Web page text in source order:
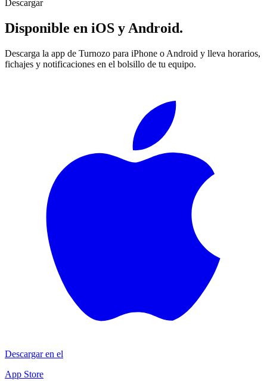
Descargar
Disponible en iOS y Android.
Descarga la app de Turnozo para iPhone o Android y lleva horarios,
fichajes y notificaciones en el bolsillo de tu equipo.
Descargar en el
App Store